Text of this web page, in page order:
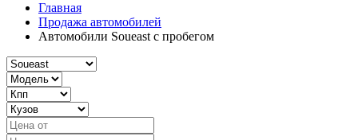
Главная
Продажа автомобилей
Автомобили Soueast с пробегом